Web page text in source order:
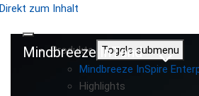
Direkt zum Inhalt
Produkte Toggle submenu
Mindbreeze InSpire
Highlights
Mindbreeze InTend